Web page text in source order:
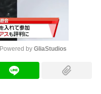
Powered by GliaStudios